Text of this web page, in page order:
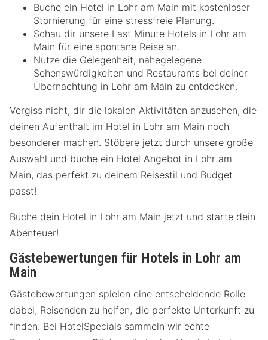
Buche ein Hotel in Lohr am Main mit kostenloser
Stornierung für eine stressfreie Planung.
Schau dir unsere Last Minute Hotels in Lohr am
Main für eine spontane Reise an.
Nutze die Gelegenheit, nahegelegene
Sehenswürdigkeiten und Restaurants bei deiner
Übernachtung in Lohr am Main zu entdecken.
Vergiss nicht, dir die lokalen Aktivitäten anzusehen, die
deinen Aufenthalt im Hotel in Lohr am Main noch
besonderer machen. Stöbere jetzt durch unsere große
Auswahl und buche ein Hotel Angebot in Lohr am
Main, das perfekt zu deinem Reisestil und Budget
passt!
Buche dein Hotel in Lohr am Main jetzt und starte dein
Abenteuer!
Gästebewertungen für Hotels in Lohr am
Main
Gästebewertungen spielen eine entscheidende Rolle
dabei, Reisenden zu helfen, die perfekte Unterkunft zu
finden. Bei HotelSpecials sammeln wir echte